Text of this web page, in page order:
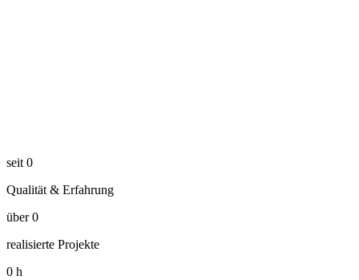
seit 0
Qualität & Erfahrung
über 0
realisierte Projekte
0 h